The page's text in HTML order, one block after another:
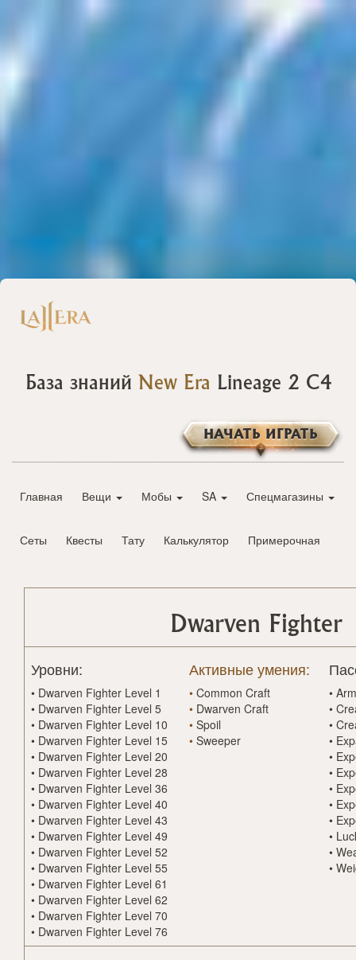
База знаний New Era Lineage 2 C4
НАЧАТЬ ИГРАТЬ
Главная Вещи Мобы SA Спецмагазины
Сеты Квесты Тату Калькулятор Примерочная
Dwarven Fighter
Уровни:
• Dwarven Fighter Level 1
• Dwarven Fighter Level 5
• Dwarven Fighter Level 10
• Dwarven Fighter Level 15
• Dwarven Fighter Level 20
• Dwarven Fighter Level 28
• Dwarven Fighter Level 36
• Dwarven Fighter Level 40
• Dwarven Fighter Level 43
• Dwarven Fighter Level 49
• Dwarven Fighter Level 52
• Dwarven Fighter Level 55
• Dwarven Fighter Level 61
• Dwarven Fighter Level 62
• Dwarven Fighter Level 70
• Dwarven Fighter Level 76
Активные умения:
• Common Craft
• Dwarven Craft
• Spoil
• Sweeper
•
•
•
•
•
•
•
•
•
•
•
•